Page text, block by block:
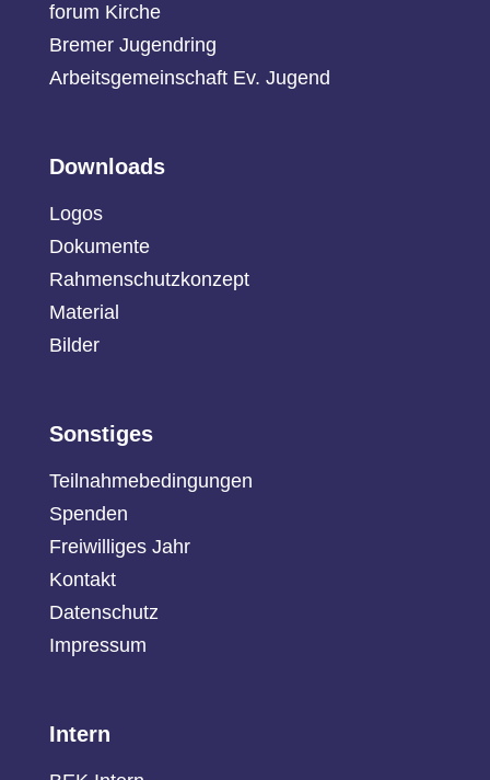
forum Kirche
Bremer Jugendring
Arbeitsgemeinschaft Ev. Jugend
Downloads
Logos
Dokumente
Rahmenschutzkonzept
Material
Bilder
Sonstiges
Teilnahmebedingungen
Spenden
Freiwilliges Jahr
Kontakt
Datenschutz
Impressum
Intern